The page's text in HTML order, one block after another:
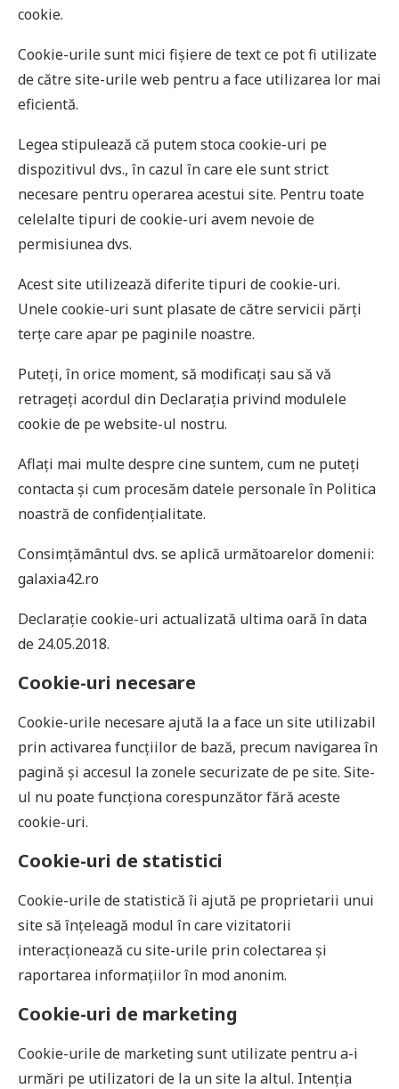
cookie.
Cookie-urile sunt mici fişiere de text ce pot fi utilizate
de către site-urile web pentru a face utilizarea lor mai
eficientă.
Legea stipulează că putem stoca cookie-uri pe
dispozitivul dvs., în cazul în care ele sunt strict
necesare pentru operarea acestui site. Pentru toate
celelalte tipuri de cookie-uri avem nevoie de
permisiunea dvs.
Acest site utilizează diferite tipuri de cookie-uri.
Unele cookie-uri sunt plasate de către servicii părţi
terţe care apar pe paginile noastre.
Puteți, în orice moment, să modificați sau să vă
retrageți acordul din Declarația privind modulele
cookie de pe website-ul nostru.
Aflați mai multe despre cine suntem, cum ne puteți
contacta și cum procesăm datele personale în Politica
noastră de confidențialitate.
Consimţământul dvs. se aplică următoarelor domenii:
galaxia42.ro
Declaraţie cookie-uri actualizată ultima oară în data
de 24.05.2018.
Cookie-uri necesare
Cookie-urile necesare ajută la a face un site utilizabil
prin activarea funcţiilor de bază, precum navigarea în
pagină şi accesul la zonele securizate de pe site. Site-
ul nu poate funcţiona corespunzător fără aceste
cookie-uri.
Cookie-uri de statistici
Cookie-urile de statistică îi ajută pe proprietarii unui
site să înţeleagă modul în care vizitatorii
interacţionează cu site-urile prin colectarea şi
raportarea informaţiilor în mod anonim.
Cookie-uri de marketing
Cookie-urile de marketing sunt utilizate pentru a-i
urmări pe utilizatori de la un site la altul. Intenţia